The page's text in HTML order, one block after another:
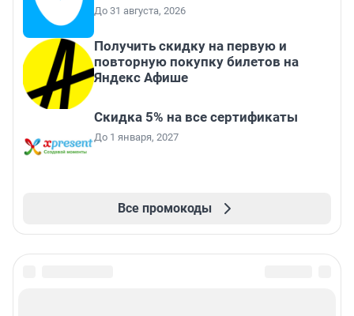
До 31 августа, 2026
Получить скидку на первую и
повторную покупку билетов на
Яндекс Афише
Скидка 5% на все сертификаты
До 1 января, 2027
Все промокоды